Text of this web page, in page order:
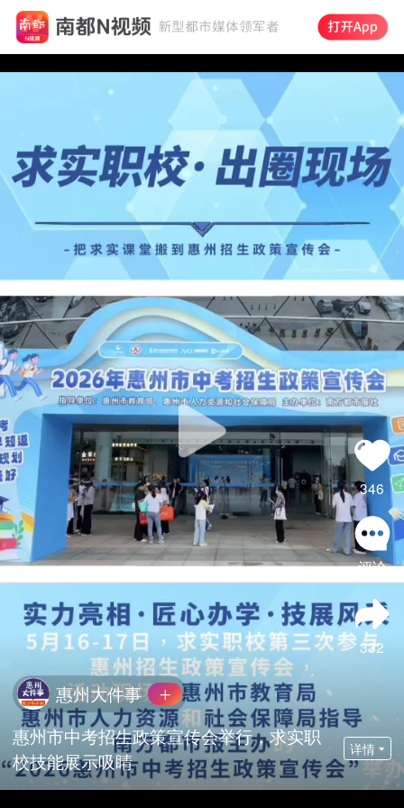
346
评论
332
惠州大件事
惠州市中考招生政策宣传会举行，求实职
校技能展示吸睛
详情